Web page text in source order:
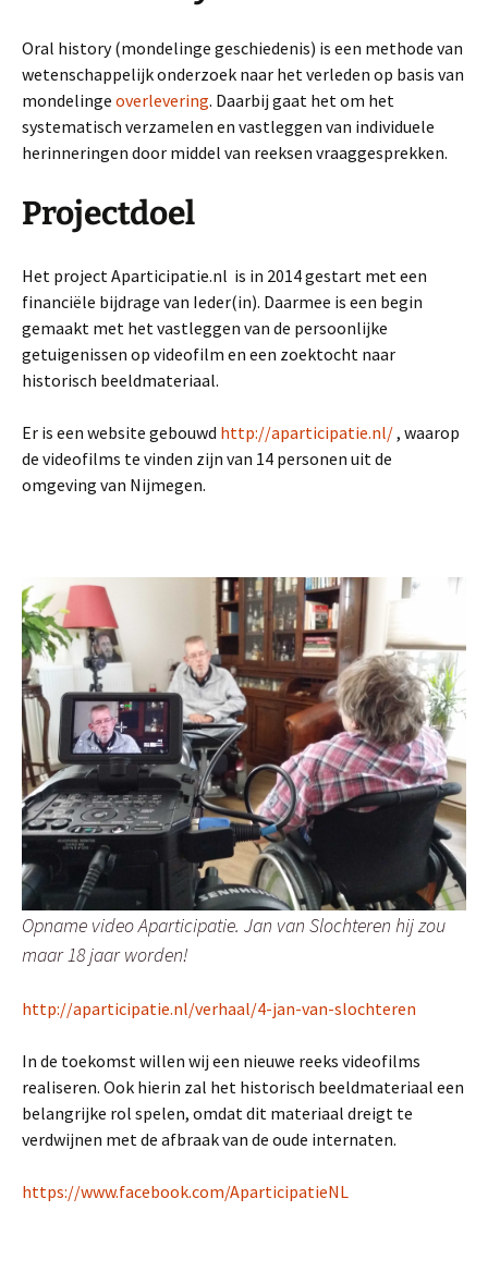
Oral history (mondelinge geschiedenis) is een methode van
wetenschappelijk onderzoek naar het verleden op basis van
mondelinge overlevering. Daarbij gaat het om het
systematisch verzamelen en vastleggen van individuele
herinneringen door middel van reeksen vraaggesprekken.
Projectdoel
Het project Aparticipatie.nl is in 2014 gestart met een
financiële bijdrage van Ieder(in). Daarmee is een begin
gemaakt met het vastleggen van de persoonlijke
getuigenissen op videofilm en een zoektocht naar
historisch beeldmateriaal.
Er is een website gebouwd http://aparticipatie.nl/, waarop
de videofilms te vinden zijn van 14 personen uit de
omgeving van Nijmegen.
Opname video Aparticipatie. Jan van Slochteren hij zou
maar 18 jaar worden!
http://aparticipatie.nl/verhaal/4-jan-van-slochteren
In de toekomst willen wij een nieuwe reeks videofilms
realiseren. Ook hierin zal het historisch beeldmateriaal een
belangrijke rol spelen, omdat dit materiaal dreigt te
verdwijnen met de afbraak van de oude internaten.
https://www.facebook.com/AparticipatieNL